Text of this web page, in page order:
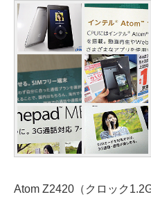
Atom Z2420（クロック